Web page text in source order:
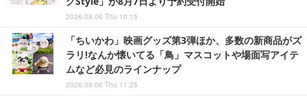
2026.08.06 Thu 10:15
「ちいかわ」映画グッズ第3弾ほか、多数の新商品がズ
ラリ!なんか懐いてる「鳥」マスコットや場面写アイテ
ムなど必見のラインナップ
2026.08.06 Thu 11:25